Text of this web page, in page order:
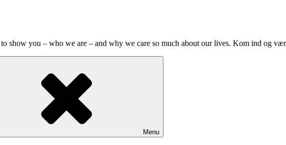
show you – who we are – and why we care so much about our lives. Kom ind og
Menu